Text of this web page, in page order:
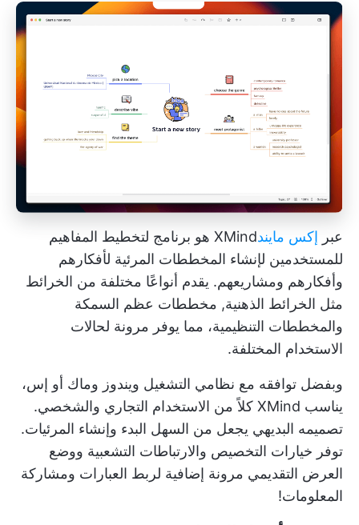
عبر إكس مايندXMind هو برنامج لتخطيط المفاهيم
للمستخدمين لإنشاء المخططات المرئية لأفكارهم
وأفكارهم ومشاريعهم. يقدم أنواعًا مختلفة من الخرائط
مثل الخرائط الذهنية, مخططات عظم السمكة
والمخططات التنظيمية، مما يوفر مرونة لحالات
الاستخدام المختلفة.
وبفضل توافقه مع نظامي التشغيل ويندوز وماك أو إس،
يناسب XMind كلاً من الاستخدام التجاري والشخصي.
تصميمه البديهي يجعل من السهل البدء وإنشاء المرئيات.
توفر خيارات التخصيص والارتباطات التشعبية ووضع
العرض التقديمي مرونة إضافية لربط العبارات ومشاركة
المعلومات!